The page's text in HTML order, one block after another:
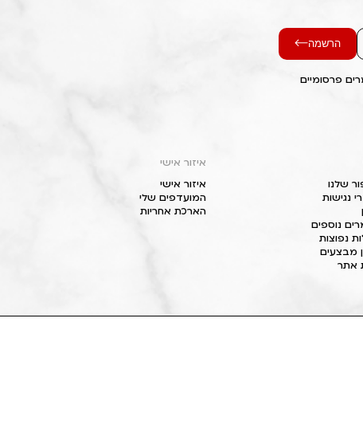
הרשמה
פרסומיים
שלנו
נגישות
נוספים
נפוצות
מבצעים
אתר
איזור אישי
איזור אישי
המועדפים שלי
הארכת אחריות